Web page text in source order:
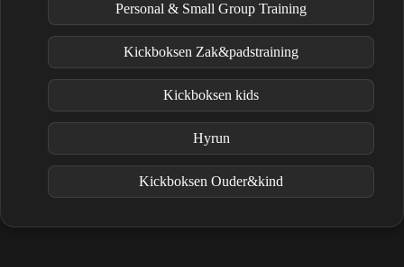
Personal & Small Group Training
Kickboksen Zak&padstraining
Kickboksen kids
Hyrun
Kickboksen Ouder&kind